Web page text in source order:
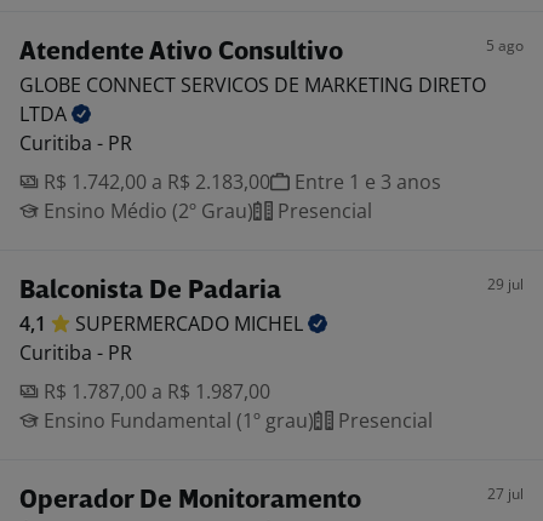
Atendente Ativo Consultivo 5 ago
GLOBE CONNECT SERVICOS DE MARKETING DIRETO
LTDA
Curitiba - PR
R$ 1.742,00 a R$ 2.183,00
Entre 1 e 3 anos
Ensino Médio (2º Grau)
Presencial
Balconista De Padaria 29 jul
4,1 SUPERMERCADO MICHEL
Curitiba - PR
R$ 1.787,00 a R$ 1.987,00
Ensino Fundamental (1º grau)
Presencial
Operador De Monitoramento
27 jul